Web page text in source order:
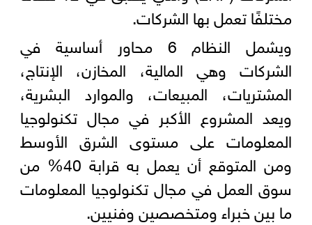
مختلفًا تعمل بها الشركات.
ويشمل النظام 6 محاور أساسية في
الشركات وهي المالية، المخازن، الإنتاج،
المشتريات، المبيعات، والموارد البشرية،
ويعد المشروع الأكبر في مجال تكنولوجيا
المعلومات على مستوى الشرق الأوسط
ومن المتوقع أن يعمل به قرابة 40% من
سوق العمل في مجال تكنولوجيا المعلومات
ما بين خبراء ومتخصصين وفنيين.